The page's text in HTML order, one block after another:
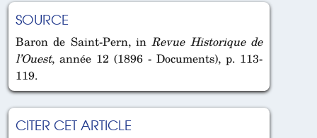
SOURCE
Baron de Saint-Pern, inRevue Historique de
l’Ouest, année 12 (1896 - Documents), p. 113-
119.
CITER CET ARTICLE